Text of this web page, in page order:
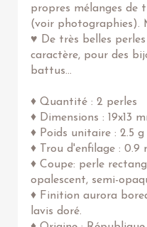
propres mélanges de
(voir photographies).
♥ De très belles
caractère, pour des
battus...
♦ Quantité : 2 perles
♦ Dimensions : 19x13
♦ Poids unitaire : 2.5 g
♦ Trou d'enfilage : 0.9
♦ Coupe: perle
opalescent, semi-
♦ Finition aurora
lavis doré.